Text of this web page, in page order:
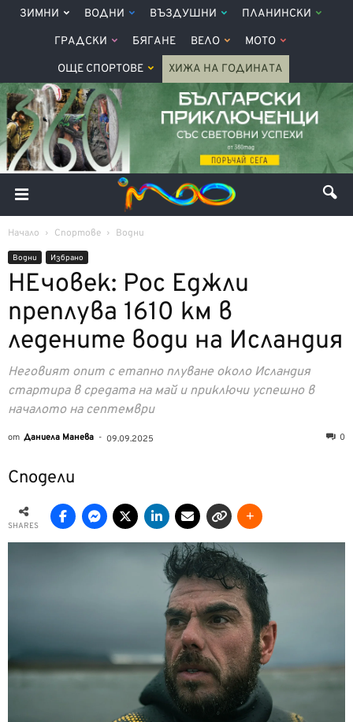
ЗИМНИ ВОДНИ ВЪЗДУШНИ ПЛАНИНСКИ
ГРАДСКИ БЯГАНЕ ВЕЛО МОТО
ОЩЕ СПОРТОВЕ ХИЖА НА ГОДИНАТА
Начало Спортове Водни
Водни Избрано
НЕчовек: Рос Еджли
преплува 1610 км в
ледените води на Исландия
Неговият опит с етапно плуване около Исландия
стартира в средата на май и приключи успешно в
началото на септември
от Даниела Манева - 09.09.2025 0
Сподели
SHARES